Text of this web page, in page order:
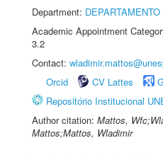
Department:
Academic Appointment
3.2
Contact:
Orcid
CV Lattes
Repositório Institucional
Author citation: Mattos,
Mattos;Mattos, Wladimir